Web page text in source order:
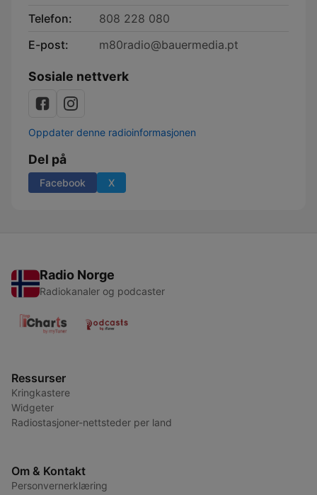
Telefon:
808 228 080
E-post:
m80radio@bauermedia.pt
Sosiale nettverk
Oppdater denne radioinformasjonen
Del på
Facebook X
Radio Norge
Radiokanaler og podcaster
Ressurser
Kringkastere
Widgeter
Radiostasjoner-nettsteder per land
Om & Kontakt
Personvernerklæring